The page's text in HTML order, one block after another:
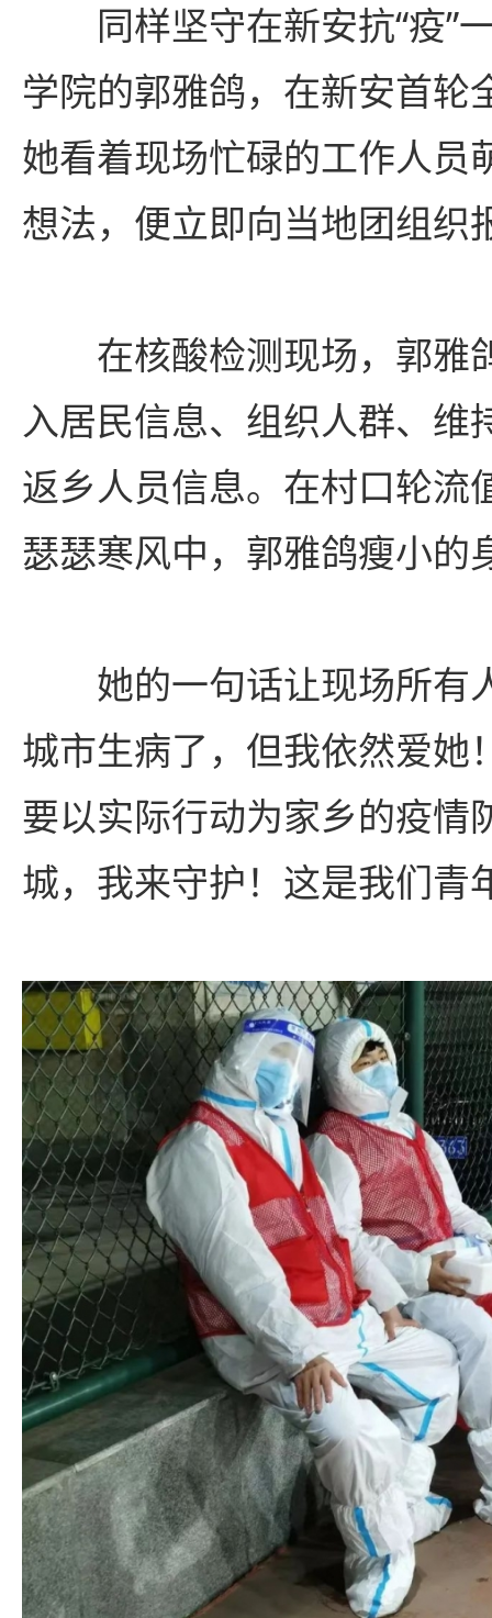
同样坚守在新安抗“疫”
学院的郭雅鸽，在新安首轮
她看着现场忙碌的工作人员
想法，便立即向当地团组织
在核酸检测现场，郭雅
入居民信息、组织人群、维
返乡人员信息。在村口轮流
瑟瑟寒风中，郭雅鸽瘦小的
她的一句话让现场所有
城市生病了，但我依然爱她
要以实际行动为家乡的疫情
城，我来守护！这是我们青